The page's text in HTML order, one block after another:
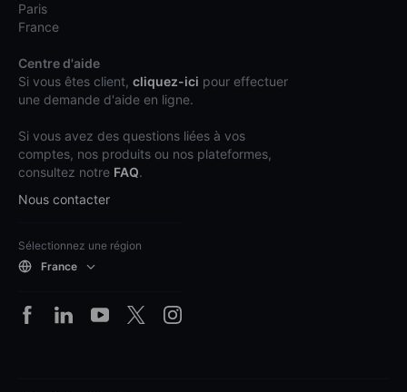
Paris
France
Centre d'aide
Si vous êtes client, cliquez-ici pour effectuer
une demande d'aide en ligne.
Si vous avez des questions liées à vos
comptes, nos produits ou nos plateformes,
consultez notre FAQ.
Nous contacter
Sélectionnez une région
France